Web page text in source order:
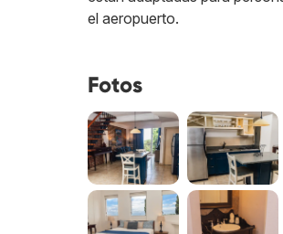
el aeropuerto.
Fotos